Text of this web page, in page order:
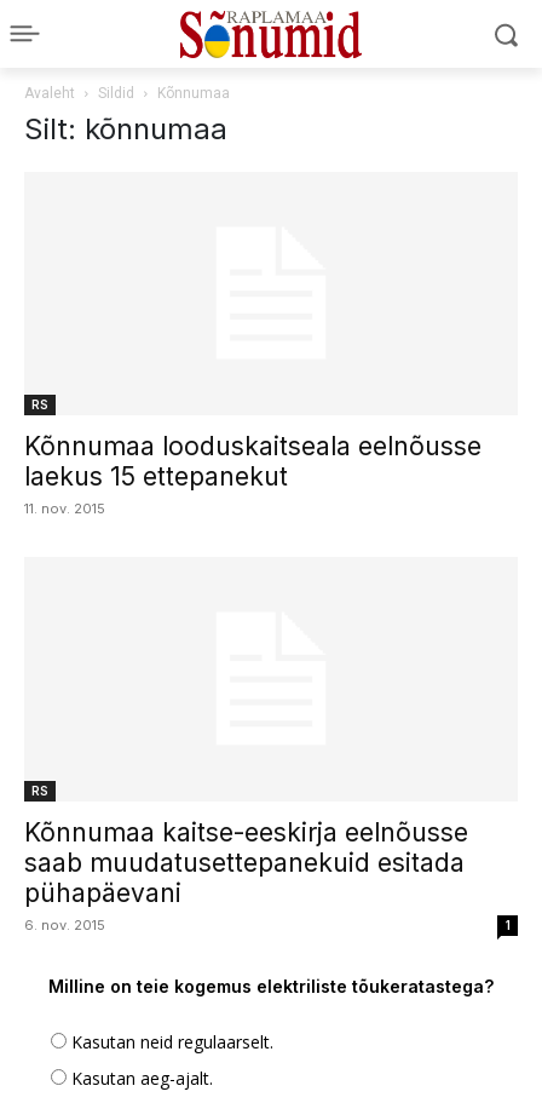
Avaleht Sildid Kõnnumaa
Silt: kõnnumaa
RS
Kõnnumaa looduskaitseala eelnõusse
laekus 15 ettepanekut
11. nov. 2015
RS
Kõnnumaa kaitse-eeskirja eelnõusse
saab muudatusettepanekuid esitada
pühapäevani
6. nov. 2015 1
Milline on teie kogemus elektriliste tõukeratastega?
Kasutan neid regulaarselt.
Kasutan aeg-ajalt.